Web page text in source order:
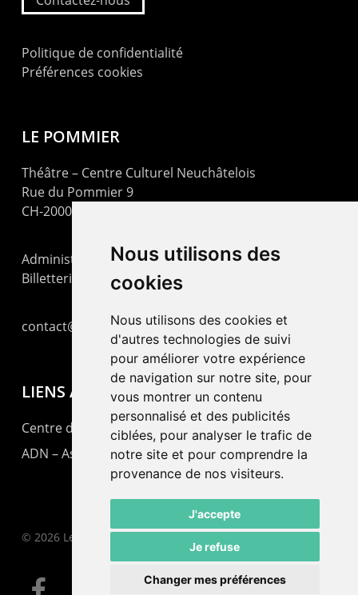
Nous utilisons des
cookies
Nous utilisons des cookies et
d'autres technologies de suivi
pour améliorer votre expérience
de navigation sur notre site, pour
vous montrer un contenu
personnalisé et des publicités
ciblées, pour analyser le trafic de
notre site et pour comprendre la
provenance de nos visiteurs.
J'accepte
Je refuse
Changer mes préférences
Politique de confidentialité
Préférences cookies
LE POMMIER
Théâtre – Centre Culturel Neuchâtelois
Rue du Pommier 9
CH-2000 Neuchâtel
Administration : +41 32 725 03 03
Billetterie : +41 32 725 05 05
contact@lepommier.ch
LIENS AMIS
Centre de culture ABC
ADN – Association Danse Neuchâtel
© 2026 Le Pommier.
facebook email